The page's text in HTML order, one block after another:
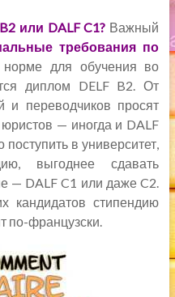
или DALF C1? Важный
требования по
норме для обучения во
диплом DELF B2. От
и переводчиков просят
— иногда и DALF
в университет,
выгоднее сдавать
— DALF C1 или даже C2.
кандидатов стипендию
по-французски.